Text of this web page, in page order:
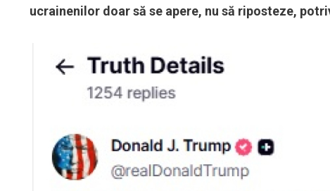
ucrainenilor doar să se apere, nu să riposteze,